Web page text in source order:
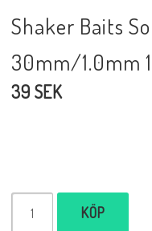
Shaker Baits
30mm/1.0mm
39 SEK
KÖP